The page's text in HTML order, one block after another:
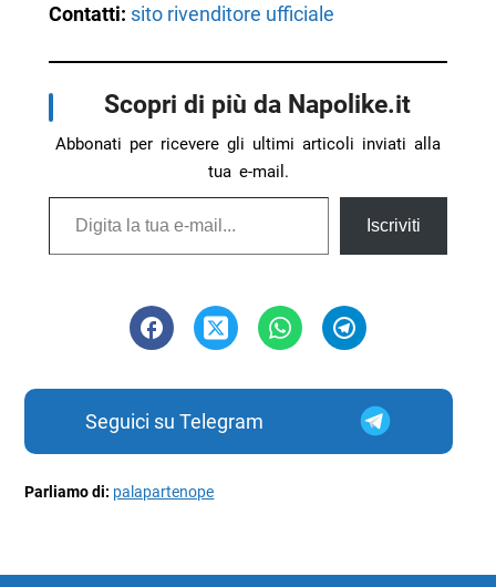
Contatti: sito rivenditore ufficiale
Scopri di più da Napolike.it
Abbonati per ricevere gli ultimi articoli inviati alla
tua e-mail.
Digita la tua e-mail...
Iscriviti
Seguici su Telegram
Parliamo di: palapartenope